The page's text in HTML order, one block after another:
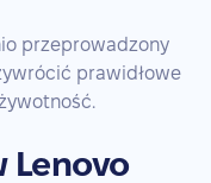
przeprowadzony
prawidłowe
Lenovo